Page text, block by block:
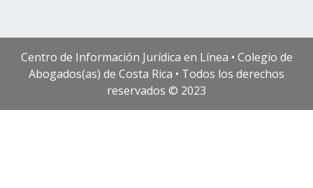
Centro de Información Jurídica en Línea • Colegio de
Abogados(as) de Costa Rica • Todos los derechos
reservados © 2023